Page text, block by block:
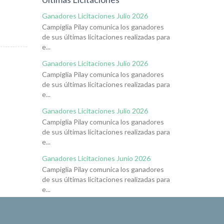
Ganadores Licitaciones Julio 2026
Campiglia Pilay comunica los ganadores
de sus últimas licitaciones realizadas para
e...
Ganadores Licitaciones Julio 2026
Campiglia Pilay comunica los ganadores
de sus últimas licitaciones realizadas para
e...
Ganadores Licitaciones Julio 2026
Campiglia Pilay comunica los ganadores
de sus últimas licitaciones realizadas para
e...
Ganadores Licitaciones Junio 2026
Campiglia Pilay comunica los ganadores
de sus últimas licitaciones realizadas para
e...